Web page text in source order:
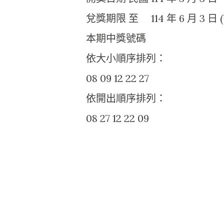
兌獎期限 至 114 年 6 月 3 日
本期中獎號碼
依大小順序排列：
08 09 12 22 27
依開出順序排列：
08 27 12 22 09